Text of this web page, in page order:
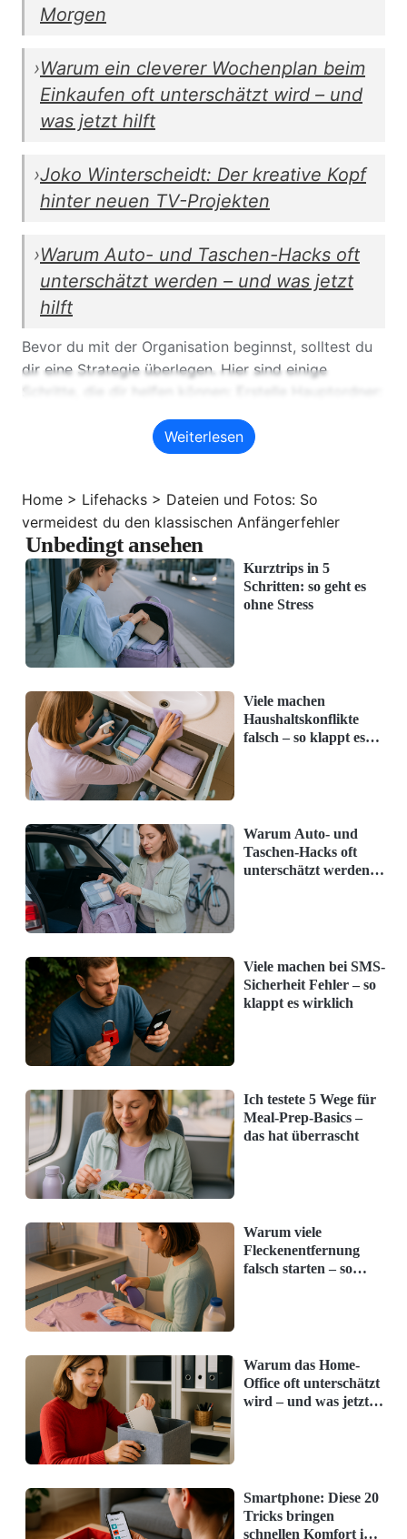
Morgen
›Warum ein cleverer Wochenplan beim
Einkaufen oft unterschätzt wird – und
was jetzt hilft
›Joko Winterscheidt: Der kreative Kopf
hinter neuen TV-Projekten
›Warum Auto- und Taschen-Hacks oft
unterschätzt werden – und was jetzt
hilft
Bevor du mit der Organisation beginnst, solltest du
dir eine Strategie überlegen. Hier sind einige
'Arbeit', 'Persönlich', 'Fotos', etc. und halte dich an
Weiterlesen
Erstelle Hauptordner:Benenne deine
Hauptordner nach Themen wie 'Arbeit',
'Persönlich', 'Fotos', etc. und halte dich an
Verwende Unterordner:
Innerhalb der
Hauptordner sollten Unterordner nach
Datum oder Ereignis erstellt werden, z.B.
'Urlaub 2023'.
Konsistente Benennung: Benenne deine
Dateien konsistent, etwa nach
'Projektname_Datum' oder
'Foto_Location_Datum'.
Home > Lifehacks > Dateien und Fotos: So
vermeidest du den klassischen Anfängerfehler
Unbedingt ansehen
Kurztrips in 5
Schritten: so geht es
ohne Stress
Viele machen
Haushaltskonflikte
falsch – so klappt es
Warum Auto- und
Taschen-Hacks oft
unterschätzt werden –
Viele machen bei SMS-
Sicherheit Fehler – so
klappt es wirklich
Ich testete 5 Wege für
Meal-Prep-Basics –
das hat überrascht
Warum viele
Fleckenentfernung
falsch starten – so
Warum das Home-
Office oft unterschätzt
wird – und was jetzt
Smartphone: Diese 20
Tricks bringen
schnellen Komfort im